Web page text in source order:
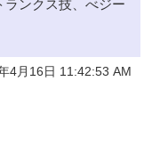
ランクス技、べジー
4月16日 11:42:53 AM